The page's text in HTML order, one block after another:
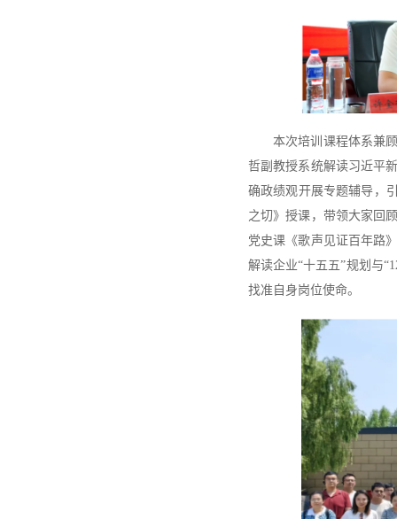
本次培训课程体系兼
哲副教授系统解读习近平
确政绩观开展专题辅导，
之切》授课，带领大家回
党史课《歌声见证百年路
解读企业“十五五”规划与
找准自身岗位使命。